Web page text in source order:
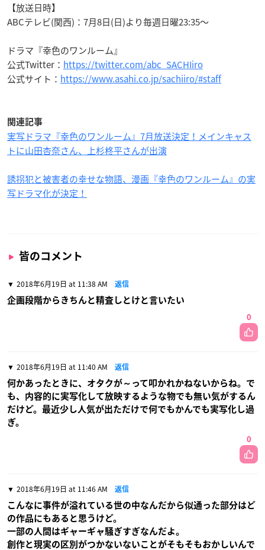
【放送日時】
ABCテレビ(関西)：7月8日(日)より毎週日曜23:35〜
ドラマ『幸色のワンルーム』
公式Twitter： https://twitter.com/abc_SACHIiro
公式サイト： https://www.asahi.co.jp/sachiiro/#staff
関連記事
実写ドラマ『幸色のワンルーム』7月放送決定！メインキャス
トに山田杏奈さん、上杉柊平さんが出演
誘拐犯と被害者の幸せな物語、漫画『幸色のワンルーム』の実
写ドラマ化が決定！
皆のコメント
2018年6月19日 at 11:38 AM 返信
企画段階からきちんと精査しとけと言いたい
0
2018年6月19日 at 11:40 AM 返信
何かあったときに、オタクが～って叩かれかねないからね。で
も、内容的に実写化して放映するような物でも無い気がするん
だけど。最近少し人気が出ただけで何でもかんでも実写化し過
ぎ。
0
2018年6月19日 at 11:46 AM 返信
こんなに事件が溢れている世の中なんだから似通った部分はど
の作品にもあると思うけど。
一部の人間はギャーギャ騒ぎすぎなんだよ。
創作と現実の区別がつかないないことがそもそもおかしいんで